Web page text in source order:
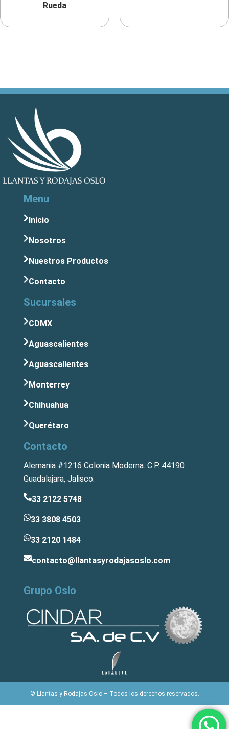
Rueda
Menu
Inicio
Nosotros
Nuestros Productos
Contacto
Sucursales
CDMX
Aguascalientes
Aguascalientes
Monterrey
Chihuahua
Querétaro
Contacto
Alemania #1216 Colonia Moderna. C.P. 44190
Guadalajara, Jalisco.
33 2122 5748
33 3808 4503
33 2120 1484
contacto@llantasyrodajasoslo.com
Grupo Oslo
© Llantas y Rodajas Oslo – Todos los derechos reservados.